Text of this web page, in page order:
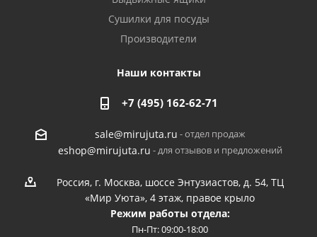
Сушилки для посуды
Производители
Наши контакты
+7 (495) 162-62-71
sale@mirujuta.ru - отдел продаж
eshop@mirujuta.ru - для отзывов и предложений
Россия, г. Москва, шоссе Энтузиастов, д. 54, ТЦ
«Мир Уюта», 4 этаж, правое крыло
Режим работы отдела:
Пн-Пт: 09:00-18:00